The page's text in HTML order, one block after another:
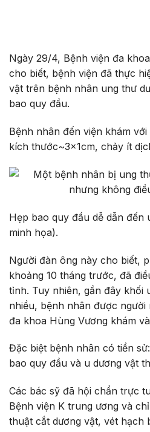
Ngày 29/4, Bệnh viện đa
cho biết, bệnh viện đã thực
vật trên bệnh nhân ung thư
bao quy đầu.
Bệnh nhân đến viện khám
kích thước~3x1cm, chảy ít
Hẹp bao quy đầu dễ dẫn đến
minh họa).
Người đàn ông này cho biết,
khoảng 10 tháng trước, đã
tỉnh. Tuy nhiên, gần đây khối
nhiều, bệnh nhân được người
đa khoa Hùng Vương khám
Đặc biệt bệnh nhân có tiền
bao quy đầu và u dương vật
Các bác sỹ đã hội chẩn trực
Bệnh viện K trung ương và
thuật cắt dương vật, vét hạch